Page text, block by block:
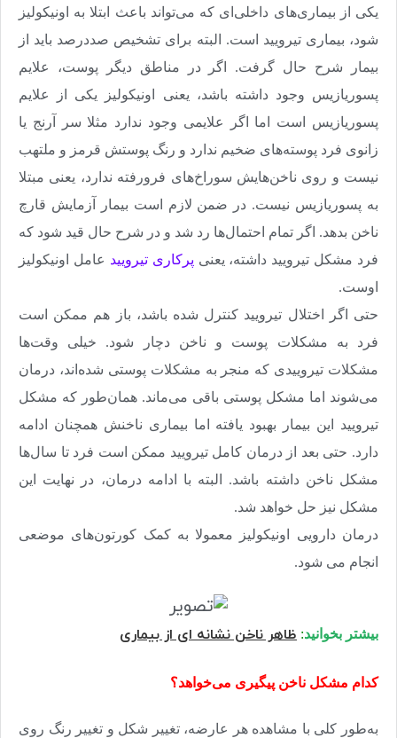
یکی از بیماری‌های داخلی‌ای که می‌تواند باعث ابتلا به اونیکولیز
‌شود، بیماری تیرویید است. البته برای تشخیص صددرصد باید از
بیمار شرح حال گرفت. اگر در مناطق دیگر پوست، علایم
پسوریازیس وجود داشته باشد، یعنی اونیکولیز یکی از علایم
پسوریازیس است اما اگر علایمی وجود ندارد مثلا سر آرنج یا
زانوی فرد پوسته‌های ضخیم ندارد و رنگ پوستش قرمز و ملتهب
نیست و روی ناخن‌هایش سوراخ‌های فرورفته ندارد، یعنی مبتلا
به پسوریازیس نیست. در ضمن لازم است بیمار آزمایش قارچ
ناخن بدهد. اگر تمام احتمال‌ها رد شد و در شرح حال قید شود که
فرد مشکل تیرویید داشته، یعنی پرکاری تیرویید عامل اونیکولیز
اوست.
حتی اگر اختلال‌ تیرویید کنترل شده باشد، باز هم ممکن است
فرد به مشکلات پوست و ناخن دچار شود. خیلی وقت‌ها
مشکلات تیروییدی که منجر به مشکلات پوستی شده‌اند، درمان
می‌شوند اما مشکل پوستی باقی می‌ماند. همان‌طور که مشکل
تیرویید این بیمار بهبود یافته اما بیماری ناخنش همچنان ادامه
دارد. حتی بعد از درمان کامل تیرویید ممکن است فرد تا سال‌ها
مشکل ناخن داشته باشد. البته با ادامه درمان، در نهایت این
مشکل نیز حل خواهد شد.
درمان دارویی اونیکولیز معمولا به کمک کورتون‌های موضعی
انجام می شود.
بیشتر بخوانید: ظاهر ناخن نشانه ای از بیماری
کدام مشکل ناخن پیگیری می‌خواهد؟
به‌طور کلی با مشاهده هر عارضه، تغییر شکل و تغییر رنگ روی